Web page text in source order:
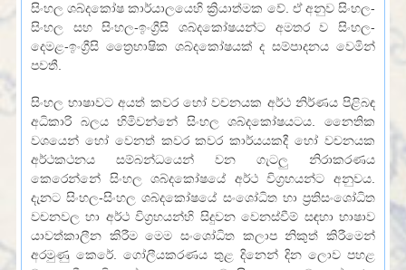
සිංහල ශබ්දකෝෂ කාර්යාලයෙහි ක්‍රියාත්මක වේ. ඒ අනුව සිංහල-
සිංහල සහ සිංහල-ඉංග්‍රීසි ශබ්දකෝෂයන්ට අමතර ව සිංහල-
දෙමළ-ඉංග්‍රීසි‍ ත්‍රෛභාෂික ශබ්දකෝෂයක් ද සම්පාදනය වෙමින්
පවතී.
සිංහල භාෂාවට අයත් කවර හෝ වචනයක අර්ථ නිර්ණය පිළිබඳ
අධිකාරි බලය හිමිවන්නේ සිංහල ශබ්දකෝෂයටය. නෛතික
වශයෙන් හෝ වෙනත් කවර කවර කාර්යයකදී හෝ වචනයක
අර්ථකථනය සම්බන්ධයෙන් වන ගැටලු නිරාකරණය
කෙරෙන්නේ සිංහල ශබ්දකෝෂයේ අර්ථ විග්‍රහයන්ට අනුවය.
දැනට සිංහල-සිංහල ශබ්දකෝෂයේ සංශෝධිත හා ප්‍රතිසංශෝධිත
වචනවල හා අර්ථ විග්‍රහයන්හි සිදුවන වෙනස්වීම් සඳහා භාෂාව
යාවත්කාලීන කිරීම මෙම සංශෝධිත කලාප නිකුත් කිරීමෙන්
අරමුණු කෙරේ. ගෝලීයකරණය තුළ දිනෙන් දින ලොව පහළ